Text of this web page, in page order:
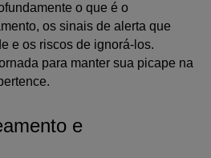
o que é o
os sinais de alerta que
e os riscos de ignorá-los.
para manter sua picape na
e